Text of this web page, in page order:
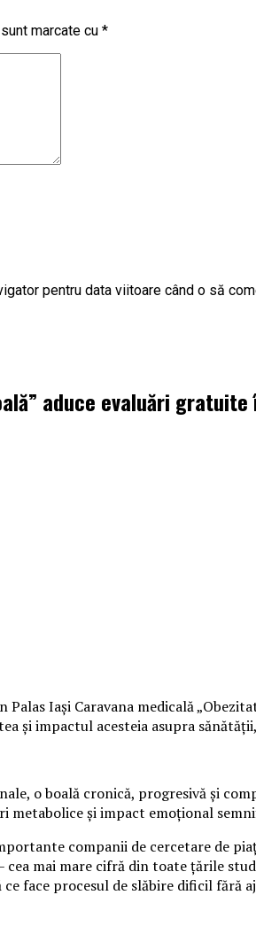
marcate cu *
pentru data viitoare când o să
aduce evaluări gratuite
Iași Caravana medicală
și impactul acesteia asupra
o boală cronică, progresivă și
metabolice și impact emoțional
companii de cercetare de
mai mare cifră din toate țările
face procesul de slăbire dificil fără